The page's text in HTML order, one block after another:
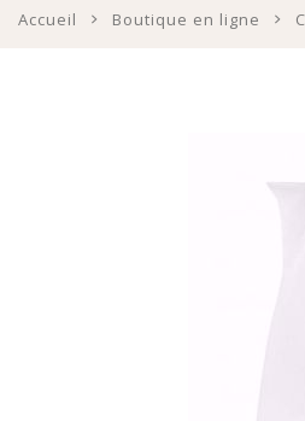
Accueil Boutique en ligne